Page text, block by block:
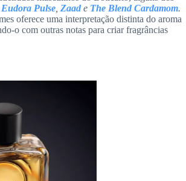
Eudora Pulse Zaad e The Blend Cardamom.
oferece uma interpretação distinta do aroma
o com outras notas para criar fragrâncias